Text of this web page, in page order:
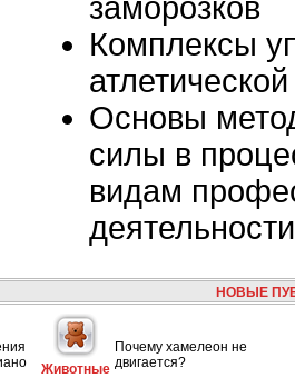
заморозков
Комплексы
Основы
силы в
видам
деятельности
НОВЫЕ
Животные
Почему хамелеон не
двигается?